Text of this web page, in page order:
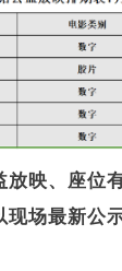
放映、座位
场最新公